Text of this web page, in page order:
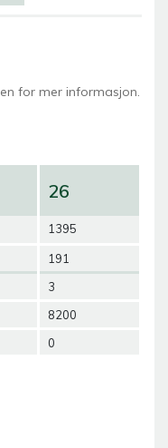
for mer informasjon.
26
1395
191
3
8200
0